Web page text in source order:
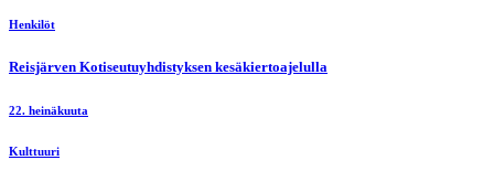
Henkilöt
Reisjärven Kotiseutuyhdistyksen kesäkiertoajelulla
22. heinäkuuta
Kulttuuri